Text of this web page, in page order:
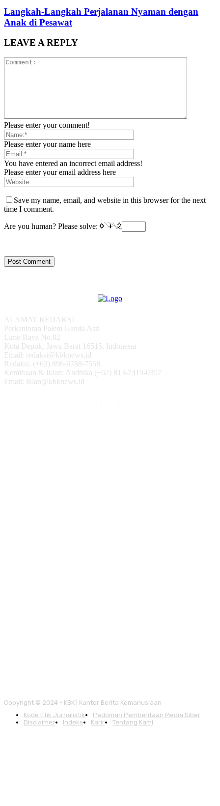
Langkah-Langkah Perjalanan Nyaman dengan
Anak di Pesawat
LEAVE A REPLY
Please enter your comment!
Please enter your name here
You have entered an incorrect email address!
Please enter your email address here
Save my name, email, and website in this browser for the next
time I comment.
Are you human? Please solve:
ALAMAT REDAKSI
Perkantoran Palem Ganda Asri
Limo Raya No.02
Kota Depok, Jawa Barat 16515, Indonesia
Email: redaksi@kbknews.id
Redaksi: (+62) 896-6788-7558
Kemitraan & Iklan: Andhika (+62) 813-7419-0357
Email: iklan@kbknews.id
Copyright © 2024 - KBK | Kantor Berita Kemanusiaan
Kode Etik Jurnalistik
Pedoman Pemberitaan Media Siber
Disclaimer
Indeks Karir Tentang Kami